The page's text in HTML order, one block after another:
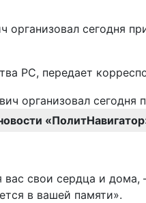
сегодня
РС, передает
свои сердца и
в вашей памяти».